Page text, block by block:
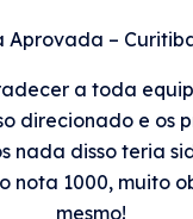
Aprovada –
a toda
direcionado e os
nada disso teria
nota 1000, muito
mesmo!